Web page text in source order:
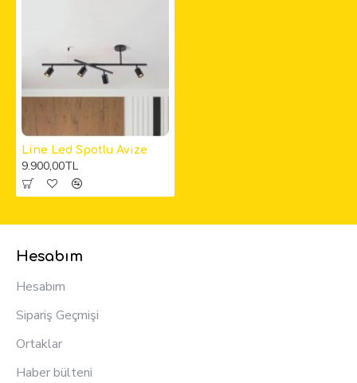
Line Led Spotlu Avize
9.900,00TL
Hesabım
Hesabım
Sipariş Geçmişi
Ortaklar
Haber bülteni